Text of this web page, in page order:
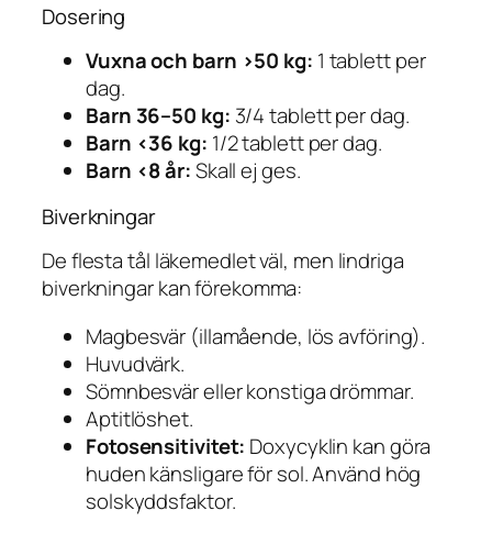
Dosering
Vuxna och barn >50 kg: 1 tablett per
dag.
Barn 36–50 kg: 3/4 tablett per dag.
Barn <36 kg: 1/2 tablett per dag.
Barn <8 år:Skall ej ges.
Biverkningar
De flesta tål läkemedlet väl, men lindriga
biverkningar kan förekomma:
Magbesvär (illamående, lös avföring).
Huvudvärk.
Sömnbesvär eller konstiga drömmar.
Aptitlöshet.
Fotosensitivitet: Doxycyklin kan göra
huden känsligare för sol. Använd hög
solskyddsfaktor.